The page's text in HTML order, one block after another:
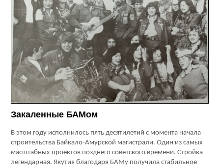
Закаленные БАМом
В этом году исполнилось пять десятилетий с момента начала
строительства Байкало-Амурской магистрали. Один из самых
масштабных проектов позднего советского времени. Стройка
легендарная. Якутия благодаря БАМу получила стабильное